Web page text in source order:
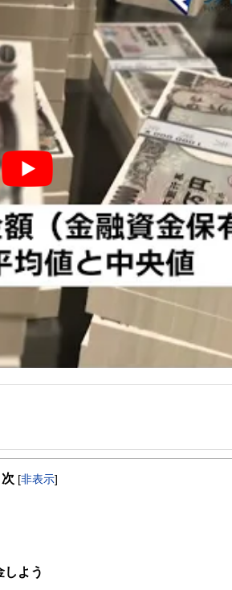
らしにどのような影響を与えるかという視点で、
コンテンツを追求しています。
、税理士、宅地建物取引士、相続診断士、住宅ロ
、キャリアコンサルタントなど150名以上の有資格
次 [非表示]
よう